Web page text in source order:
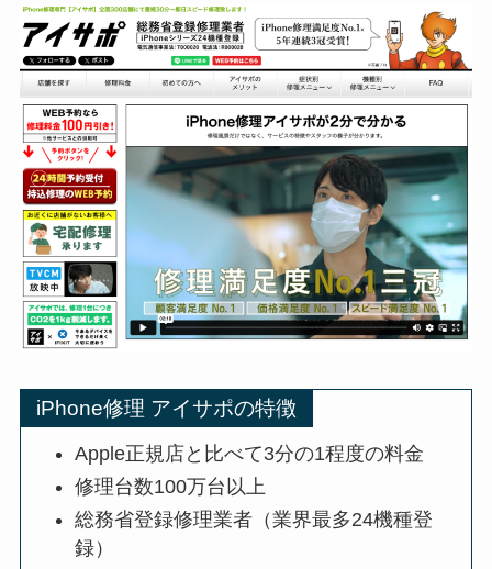
iPhone修理 アイサポの特徴
Apple正規店と比べて3分の1程度の料金
修理台数100万台以上
総務省登録修理業者（業界最多24機種登
録）